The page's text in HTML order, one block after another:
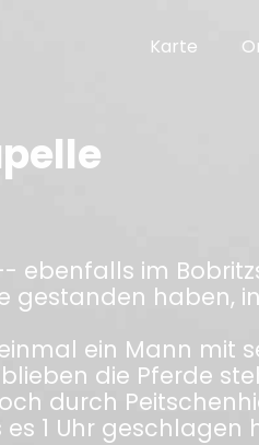
Karte
ebenfalls im
gestanden haben,
ein Mann mit
die Pferde
durch
1 Uhr geschlagen